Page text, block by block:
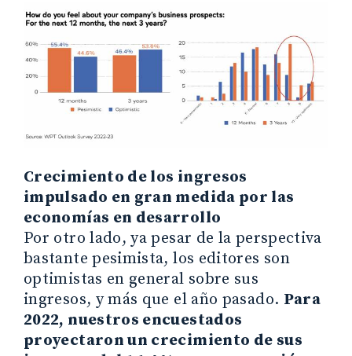
Crecimiento de los ingresos
impulsado en gran medida por las
economías en desarrollo
Por otro lado, ya pesar de la perspectiva
bastante pesimista, los editores son
optimistas en general sobre sus
ingresos, y más que el año pasado. Para
2022, nuestros encuestados
proyectaron un crecimiento de sus